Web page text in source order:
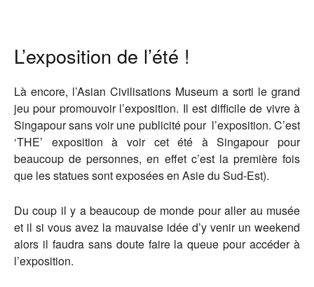
L’exposition de l’été !
Là encore, l’Asian Civilisations Museum a sorti le grand
jeu pour promouvoir l’exposition. Il est difficile de vivre à
Singapour sans voir une publicité pour l’exposition. C’est
‘THE’ exposition à voir cet été à Singapour pour
beaucoup de personnes, en effet c’est la première fois
que les statues sont exposées en Asie du Sud-Est).
Du coup il y a beaucoup de monde pour aller au musée
et il si vous avez la mauvaise idée d’y venir un weekend
alors il faudra sans doute faire la queue pour accéder à
l’exposition.